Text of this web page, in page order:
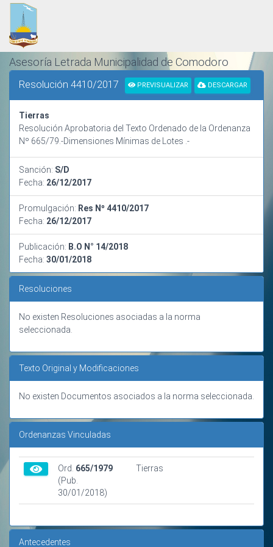
Asesoría Letrada Municipalidad de Comodoro
ORDENAMIENTO Y SISTEMATIZACIÓN NORMATIVA
Resolución 4410/2017 PREVISUALIZAR DESCARGAR
Tierras
Resolución Aprobatoria del Texto Ordenado de la Ordenanza
Nº 665/79.-Dimensiones Mínimas de Lotes .-
Sanción: S/D
Fecha: 26/12/2017
Promulgación: Res Nº 4410/2017
Fecha: 26/12/2017
Publicación: B.O N° 14/2018
Fecha: 30/01/2018
Resoluciones
No existen Resoluciones asociadas a la norma
seleccionada.
Texto Original y Modificaciones
No existen Documentos asociados a la norma seleccionada.
Ordenanzas Vinculadas
Ord. 665/1979
(Pub.
30/01/2018)
Tierras
Antecedentes